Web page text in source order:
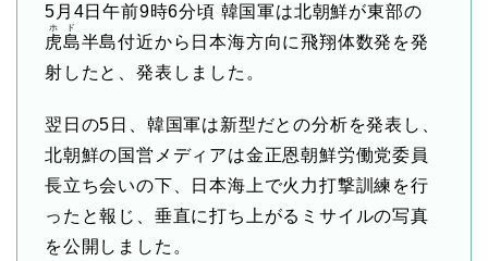
5月4日午前9時6分頃 韓国軍は北朝鮮が東部の
虎島
ホド
半島付近から日本海方向に飛翔体数発を発
射したと、発表しました。
翌日の5日、韓国軍は新型だとの分析を発表し、
北朝鮮の国営メディアは金正恩朝鮮労働党委員
長立ち会いの下、日本海上で火力打撃訓練を行
ったと報じ、垂直に打ち上がるミサイルの写真
を公開しました。